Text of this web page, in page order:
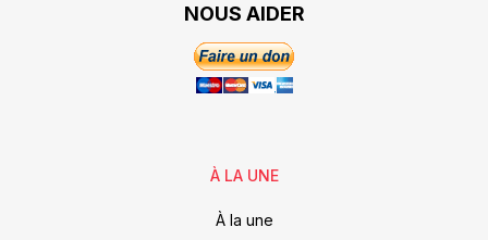
NOUS AIDER
À LA UNE
À la une